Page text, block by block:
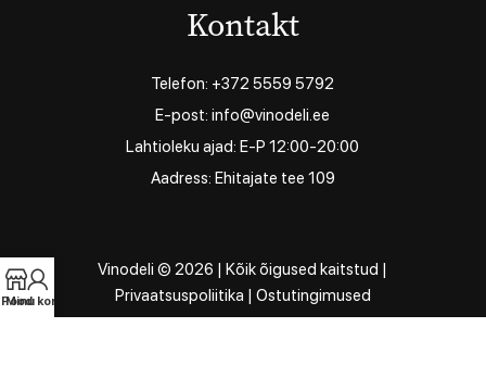
Kontakt
Telefon: +372 5559 5792
E-post: info@vinodeli.ee
Lahtioleku ajad: E-P 12:00-20:00
Aadress: Ehitajate tee 109
Vinodeli © 2026 | Kõik õigused kaitstud |
Privaatsuspoliitika | Ostutingimused
Pood
Minu konto